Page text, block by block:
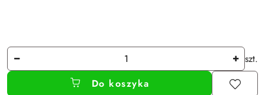
Ilość
szt.
Do koszyka